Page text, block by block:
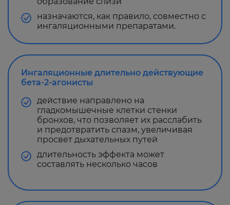
назначаются, как правило, совместно с
ингаляционными препаратами.
Ингаляционные длительно действующие
бета-2-агонисты
действие направлено на
гладкомышечные клетки стенки
бронхов, что позволяет их расслабить
и предотвратить спазм, увеличивая
просвет дыхательных путей
длительность эффекта может
составлять несколько часов